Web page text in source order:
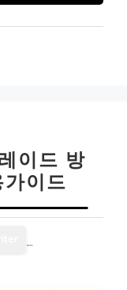
이드 방
이드